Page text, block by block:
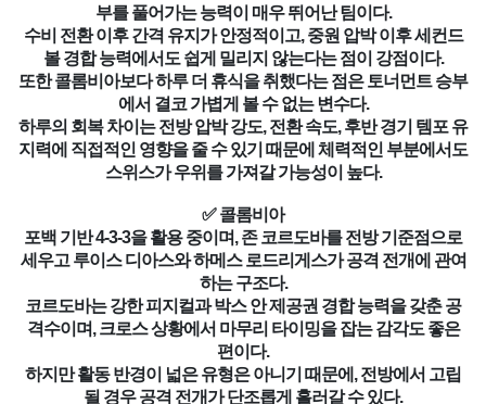
부를 풀어가는 능력이 매우 뛰어난 팀이다.
수비 전환 이후 간격 유지가 안정적이고, 중원 압박 이후 세컨드
볼 경합 능력에서도 쉽게 밀리지 않는다는 점이 강점이다.
또한 콜롬비아보다 하루 더 휴식을 취했다는 점은 토너먼트 승부
에서 결코 가볍게 볼 수 없는 변수다.
하루의 회복 차이는 전방 압박 강도, 전환 속도, 후반 경기 템포 유
지력에 직접적인 영향을 줄 수 있기 때문에 체력적인 부분에서도
스위스가 우위를 가져갈 가능성이 높다.
✅ 콜롬비아
포백 기반 4-3-3을 활용 중이며, 존 코르도바를 전방 기준점으로
세우고 루이스 디아스와 하메스 로드리게스가 공격 전개에 관여
하는 구조다.
코르도바는 강한 피지컬과 박스 안 제공권 경합 능력을 갖춘 공
격수이며, 크로스 상황에서 마무리 타이밍을 잡는 감각도 좋은
편이다.
하지만 활동 반경이 넓은 유형은 아니기 때문에, 전방에서 고립
될 경우 공격 전개가 단조롭게 흘러갈 수 있다.